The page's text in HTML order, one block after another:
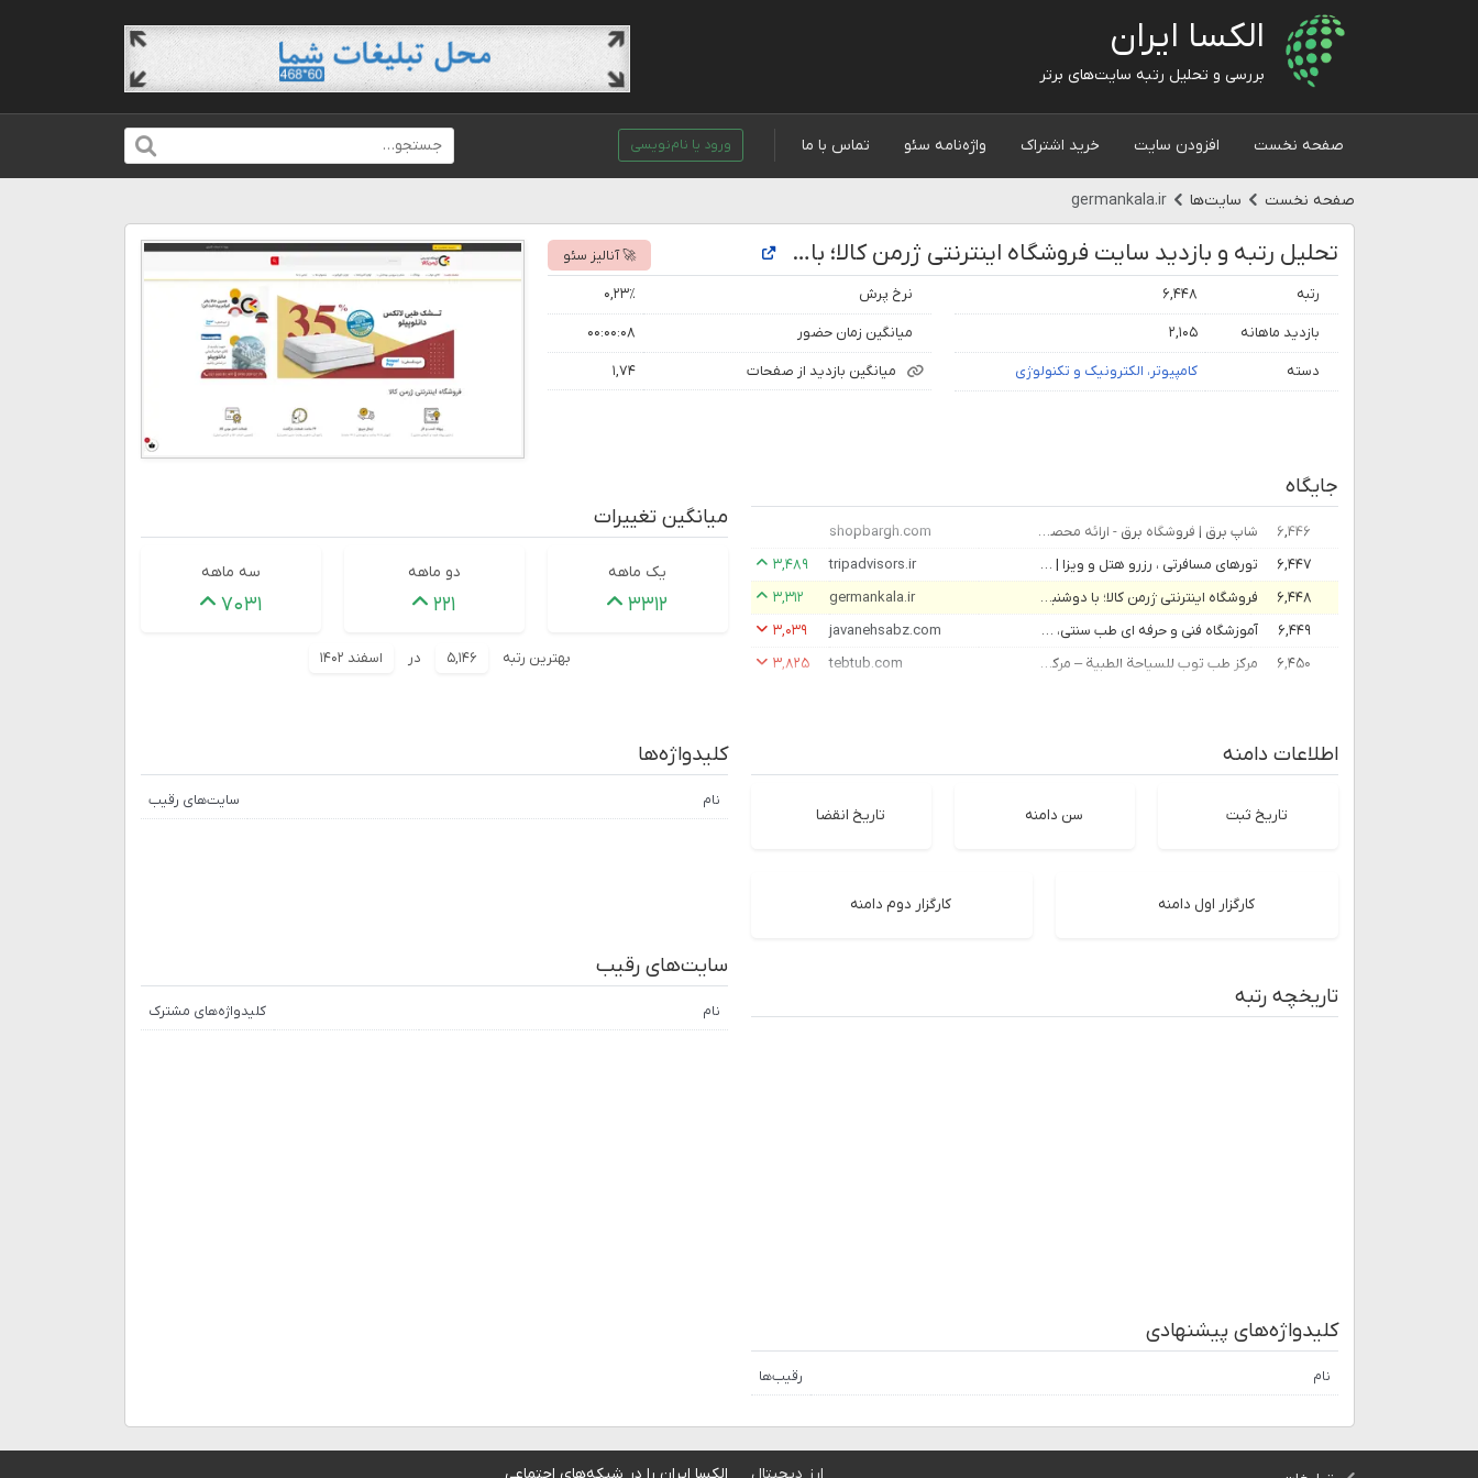
الکسا ایران
بررسی و تحلیل رتبه سایت‌های برتر
صفحه نخست افزودن سایت خرید اشتراک واژه‌نامه سئو تماس با ما ورود یا نام‌نویسی
صفحه نخست سایت‌ها germankala.ir
تحلیل رتبه و بازدید سایت فروشگاه اینترنتی ژرمن کالا؛ با دوشنبه های شگفت انگیز 🚀 آنالیز سئو
رتبه ۶,۴۴۸
بازدید ماهانه ۲,۱۰۵
دسته کامپیوتر، الکترونیک و تکنولوژی
نرخ پرش ۰,۲۳٪
میانگین زمان حضور ۰۰:۰۰:۰۸
میانگین بازدید از صفحات ۱,۷۴
جایگاه
۶,۴۴۶ شاپ برق | فروشگاه برق - ارائه محصولات و پکیج های علمی آموزشی صنعت برق
shopbargh.com
۶,۴۴۷
تورهای مسافرتی ، رزرو هتل و ویزا | مشاوران سفر tripadvisors.ir
۳,۴۸۹
۶,۴۴۸
فروشگاه اینترنتی ژرمن کالا؛ با دوشنبه های شگفت انگیز germankala.ir
۳,۳۱۲
۶,۴۴۹
آموزشگاه فنی و حرفه ای طب سنتی، کشاورزی و گیاهان دارویی جوانه سبز - javanehsabz javanehsabz.com
۳,۰۳۹
۶,۴۵۰
مركز طب توب للسياحة الطبية – مركز طب توب تقدیم خدمات الصحة و التجمیل tebtub.com ۳,۸۲۵
میانگین تغییرات
یک ماهه
۳۳۱۲
دو ماهه
۲۲۱
سه ماهه
۷۰۳۱
بهترین رتبه ۵,۱۴۶ در اسفند ۱۴۰۲
اطلاعات دامنه
تاریخ ثبت سن دامنه تاریخ انقضا
کارگزار اول دامنه کارگزار دوم دامنه
کلیدواژه‌ها
نام سایت‌های رقیب
تاریخچه رتبه
سایت‌های رقیب
نام کلیدواژه‌های مشترک
کلیدواژه‌های پیشنهادی
نام رقیب‌ها
ارز دیجیتال الکسا ایران را در شبکه‌های اجتماعی